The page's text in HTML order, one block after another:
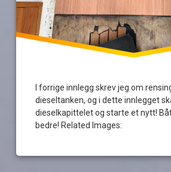
I forrige innlegg skrev jeg om
dieseltanken, og i dette innlegget
dieselkapittelet og starte et nytt!
bedre! Related Images:
rens
reodor
felgen
underspylingsrør